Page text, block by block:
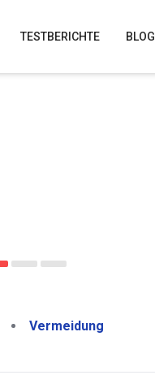
TESTBERICHTE BLOG
Vermeidung